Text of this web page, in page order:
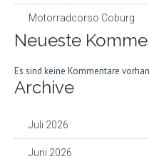
Motorradcorso Coburg
Neueste
Es sind keine Kommentare
Archive
Juli 2026
Juni 2026